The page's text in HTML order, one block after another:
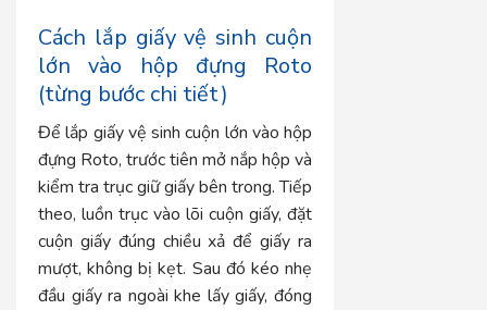
Cách lắp giấy vệ sinh cuộn
lớn vào hộp đựng Roto
(từng bước chi tiết)
Để lắp giấy vệ sinh cuộn lớn vào hộp
đựng Roto, trước tiên mở nắp hộp và
kiểm tra trục giữ giấy bên trong. Tiếp
theo, luồn trục vào lõi cuộn giấy, đặt
cuộn giấy đúng chiều xả để giấy ra
mượt, không bị kẹt. Sau đó kéo nhẹ
đầu giấy ra ngoài khe lấy giấy, đóng